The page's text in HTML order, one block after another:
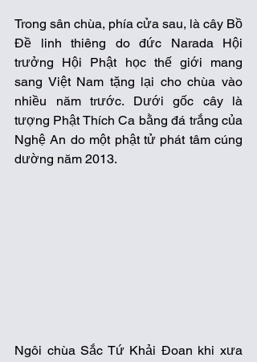
Trong sân chùa, phía cửa sau, là cây Bồ
Đề linh thiêng do đức Narada Hội
trưởng Hội Phật học thế giới mang
sang Việt Nam tặng lại cho chùa vào
nhiều năm trước. Dưới gốc cây là
tượng Phật Thích Ca bằng đá trắng của
Nghệ An do một phật tử phát tâm cúng
dường năm 2013.
Ngôi chùa Sắc Tứ Khải Đoan khi xưa